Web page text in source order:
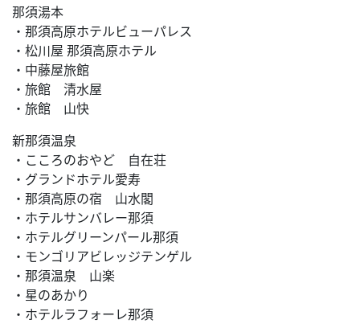
那須湯本
・那須高原ホテルビューパレス
・松川屋 那須高原ホテル
・中藤屋旅館
・旅館 清水屋
・旅館 山快
新那須温泉
・こころのおやど 自在荘
・グランドホテル愛寿
・那須高原の宿 山水閣
・ホテルサンバレー那須
・ホテルグリーンパール那須
・モンゴリアビレッジテンゲル
・那須温泉 山楽
・星のあかり
・ホテルラフォーレ那須